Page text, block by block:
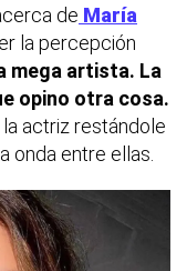
de María
la percepción
mega artista. La
opino otra cosa.
actriz restándole
onda entre ellas.